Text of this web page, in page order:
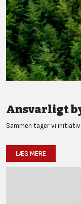
Ansvarligt
Sammen tager vi
LÆS MERE